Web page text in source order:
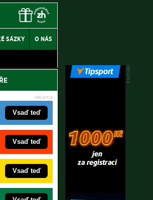
SÁZKY O NÁS
Vsaď teď
Vsaď teď
Vsaď teď